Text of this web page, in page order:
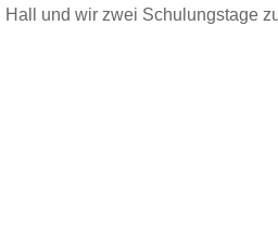
und wir zwei Schulungstage